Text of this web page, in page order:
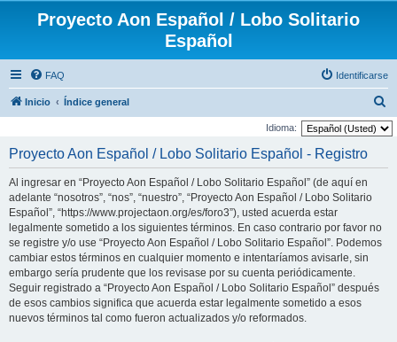
Proyecto Aon Español / Lobo Solitario
Español
FAQ Identificarse
Inicio Índice general
u
Idioma:
Proyecto Aon Español / Lobo Solitario Español - Registro
Al ingresar en “Proyecto Aon Español / Lobo Solitario Español” (de aquí en
adelante “nosotros”, “nos”, “nuestro”, “Proyecto Aon Español / Lobo Solitario
Español”, “https://www.projectaon.org/es/foro3”), usted acuerda estar
legalmente sometido a los siguientes términos. En caso contrario por favor no
se registre y/o use “Proyecto Aon Español / Lobo Solitario Español”. Podemos
cambiar estos términos en cualquier momento e intentaríamos avisarle, sin
embargo sería prudente que los revisase por su cuenta periódicamente.
Seguir registrado a “Proyecto Aon Español / Lobo Solitario Español” después
de esos cambios significa que acuerda estar legalmente sometido a esos
nuevos términos tal como fueron actualizados y/o reformados.